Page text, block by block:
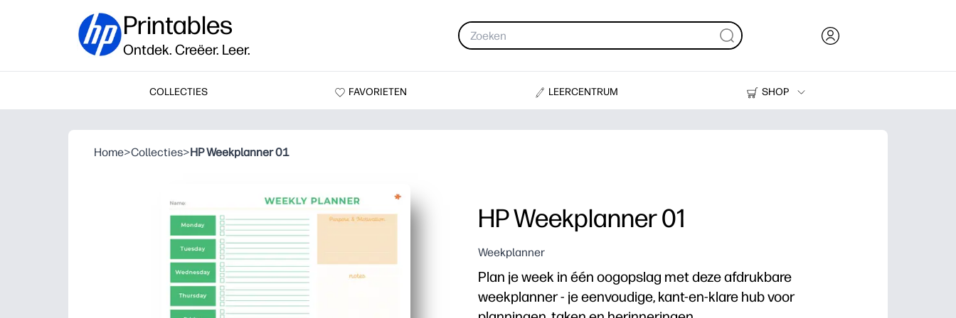
Printables
Ontdek. Creëer. Leer.
COLLECTIES FAVORIETEN LEERCENTRUM
SHOP
Printers
Home>Collecties>HP Weekplanner 01
HP Weekplanner 01
Weekplanner
Plan je week in één oogopslag met deze afdrukbare
weekplanner - je eenvoudige, kant-en-klare hub voor